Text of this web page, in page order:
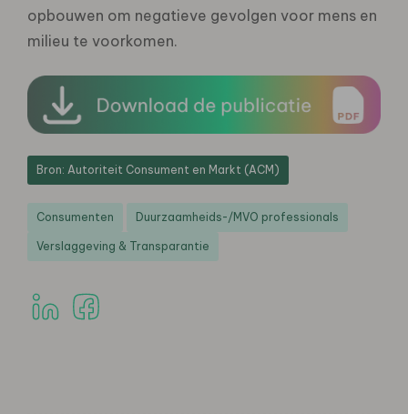
opbouwen om negatieve gevolgen voor mens en
milieu te voorkomen.
Bron: Autoriteit Consument en Markt (ACM)
Consumenten Duurzaamheids-/MVO professionals
Verslaggeving & Transparantie